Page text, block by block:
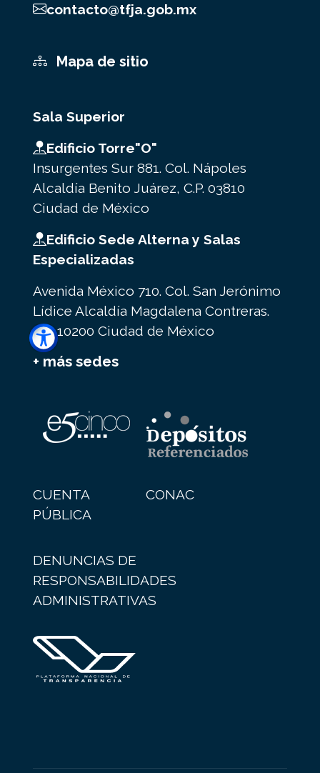
contacto@tfja.gob.mx
Mapa de sitio
Sala Superior
Edificio Torre"O"
Insurgentes Sur 881. Col. Nápoles
Alcaldía Benito Juárez, C.P. 03810
Ciudad de México
Edificio Sede Alterna y Salas
Especializadas
Avenida México 710. Col. San Jerónimo
Lídice Alcaldía Magdalena Contreras.
C.P. 10200 Ciudad de México
+ más sedes
CUENTA
PÚBLICA
CONAC
DENUNCIAS DE
RESPONSABILIDADES
ADMINISTRATIVAS